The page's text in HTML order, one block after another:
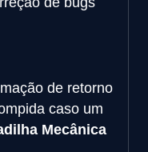
de retorno
caso um
Mecânica